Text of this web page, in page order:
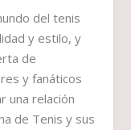
del tenis
y estilo, y
de
y fanáticos
una relación
de Tenis y sus